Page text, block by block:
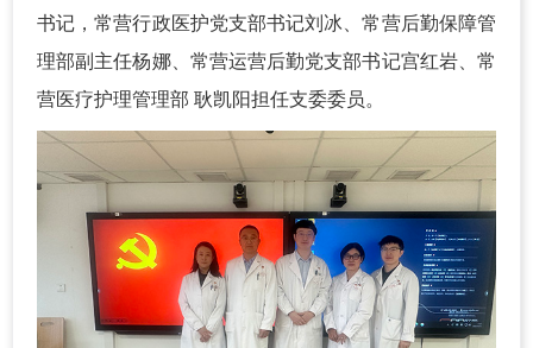
书记，常营行政医护党支部书记刘冰、常营后勤保障管
理部副主任杨娜、常营运营后勤党支部书记宫红岩、常
营医疗护理管理部 耿凯阳担任支委委员。